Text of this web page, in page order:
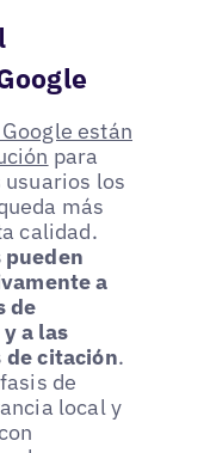
están
para
los
más
calidad.
pueden
a
de
a las
de citación.
de
local y